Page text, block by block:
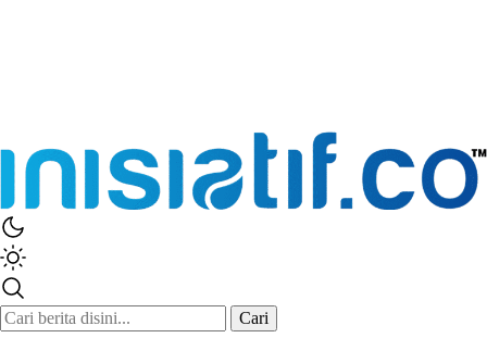
Inisiatif.co
Stay Connected Stay Informed
Cari